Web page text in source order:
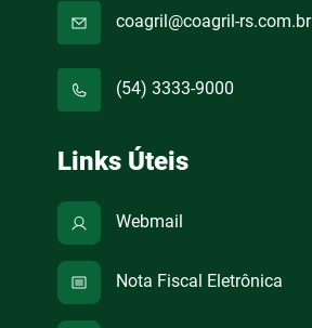
coagril@coagril-rs.com.br
(54) 3333-9000
Links Úteis
Webmail
Nota Fiscal Eletrônica